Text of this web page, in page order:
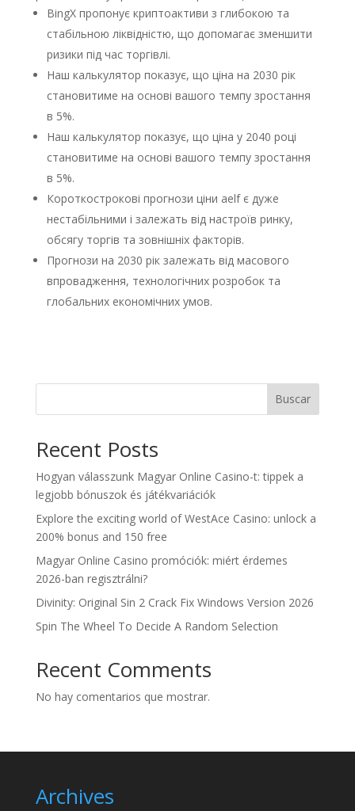
BingX пропонує криптоактиви з глибокою та
стабільною ліквідністю, що допомагає зменшити
ризики під час торгівлі.
Наш калькулятор показує, що ціна на 2030 рік
становитиме на основі вашого темпу зростання
в 5%.
Наш калькулятор показує, що ціна у 2040 році
становитиме на основі вашого темпу зростання
в 5%.
Короткострокові прогнози ціни aelf є дуже
нестабільними і залежать від настроїв ринку,
обсягу торгів та зовнішніх факторів.
Прогнози на 2030 рік залежать від масового
впровадження, технологічних розробок та
глобальних економічних умов.
Buscar
Recent Posts
Hogyan válasszunk Magyar Online Casino-t: tippek a
legjobb bónuszok és játékvariációk
Explore the exciting world of WestAce Casino: unlock a
200% bonus and 150 free
Magyar Online Casino promóciók: miért érdemes
2026-ban regisztrálni?
Divinity: Original Sin 2 Crack Fix Windows Version 2026
Spin The Wheel To Decide A Random Selection
Recent Comments
No hay comentarios que mostrar.
Archives